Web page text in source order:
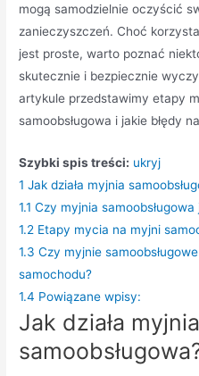
mogą samodzielnie oczyścić
zanieczyszczeń. Choć
jest proste, warto poznać
skutecznie i bezpiecznie
artykule przedstawimy etapy
samoobsługowa i jakie błędy
Szybki spis treści: ukryj
1 Jak działa myjnia
1.1 Czy myjnia
1.2 Etapy mycia na myjni
1.3 Czy myjnie
samochodu?
1.4 Powiązane wpisy:
Jak działa myjnia